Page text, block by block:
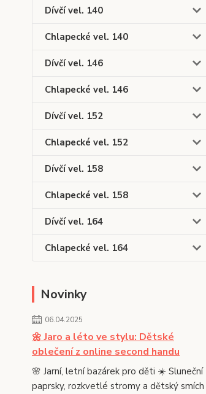
Dívčí vel. 140
Chlapecké vel. 140
Dívčí vel. 146
Chlapecké vel. 146
Dívčí vel. 152
Chlapecké vel. 152
Dívčí vel. 158
Chlapecké vel. 158
Dívčí vel. 164
Chlapecké vel. 164
Novinky
06.04.2025
🌼 Jaro a léto ve stylu: Dětské
oblečení z online second handu
🌸 Jarní, letní bazárek pro děti ☀️ Sluneční
paprsky, rozkvetlé stromy a dětský smích